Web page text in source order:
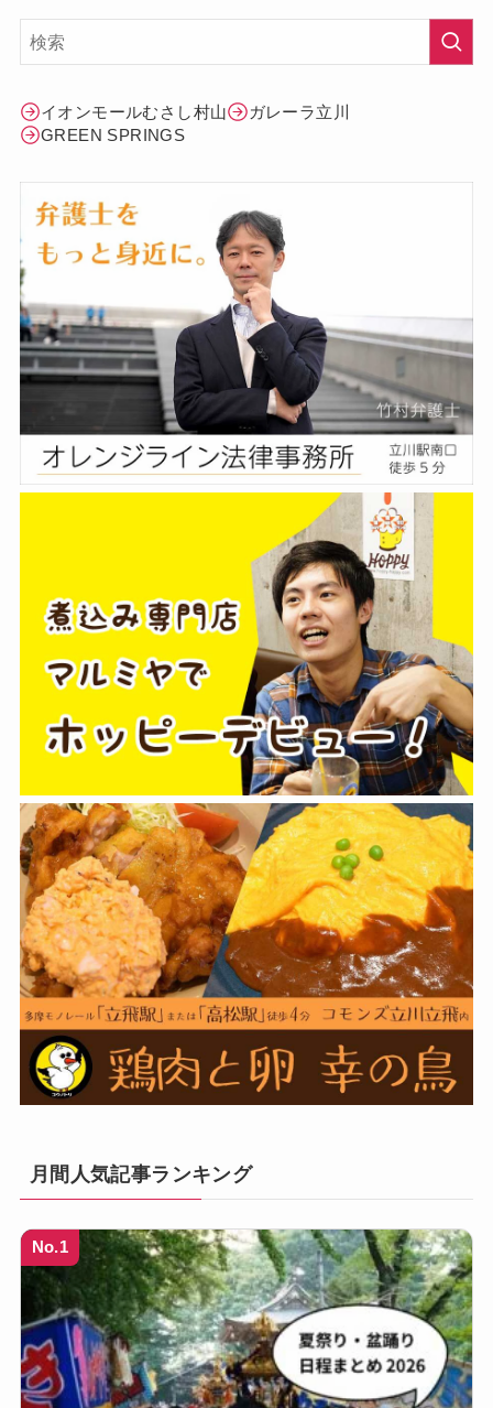
イオンモールむさし村山
ガレーラ立川
GREEN SPRINGS
月間人気記事ランキング
No.1